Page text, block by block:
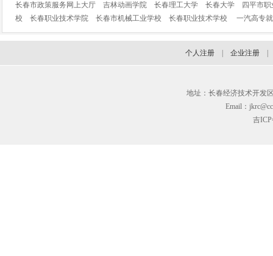
长春市政策服务网上大厅 吉林动画学院 长春理工大学 长春大学
四平市
校
长春职业技术学院 长春市机械工业学校 长春职业技术学校 一汽高专
个人注册 企业注册
地址：长春经济技术开发
Email：
吉ICP